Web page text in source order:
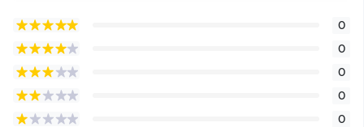
0
0
0
0
0